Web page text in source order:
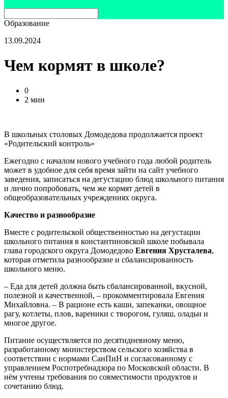
Образование
13.09.2024
Чем кормят в школе?
0
2 мин
В школьных столовых Домодедова продолжается проект
«Родительский контроль»
Ежегодно с началом нового учебного года любой родитель
может в удобное для себя время зайти на сайт учебного
заведения, записаться на дегустацию блюд школьного питания
и лично попробовать, чем же кормят детей в
общеобразовательных учреждениях округа.
Качество и разнообразие
Вместе с родительской общественностью на дегустации
школьного питания в константиновской школе побывала
глава городского округа Домодедово Евгения Хрусталева,
которая отметила разнообразие и сбалансированность
школьного меню.
– Еда для детей должна быть сбалансированной, вкусной,
полезной и качественной, – прокомментировала Евгения
Михайловна. – В рационе есть каши, запеканки, овощное
рагу, котлеты, плов, вареники с творогом, гуляш, оладьи и
многое другое.
Питание осуществляется по десятидневному меню,
разработанному министерством сельского хозяйства в
соответствии с нормами СанПиН и согласованному с
управлением Роспотребнадзора по Московской области. В
нём учтены требования по совместимости продуктов и
сочетанию блюд.